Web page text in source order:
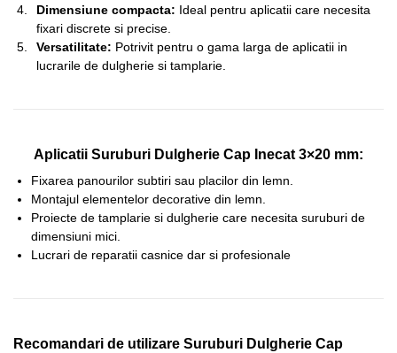
Dimensiune compacta: Ideal pentru aplicatii care necesita
fixari discrete si precise.
Versatilitate: Potrivit pentru o gama larga de aplicatii in
lucrarile de dulgherie si tamplarie.
Aplicatii Suruburi Dulgherie Cap Inecat 3×20 mm:
Fixarea panourilor subtiri sau placilor din lemn.
Montajul elementelor decorative din lemn.
Proiecte de tamplarie si dulgherie care necesita suruburi de
dimensiuni mici.
Lucrari de reparatii casnice dar si profesionale
Recomandari de utilizare Suruburi Dulgherie Cap